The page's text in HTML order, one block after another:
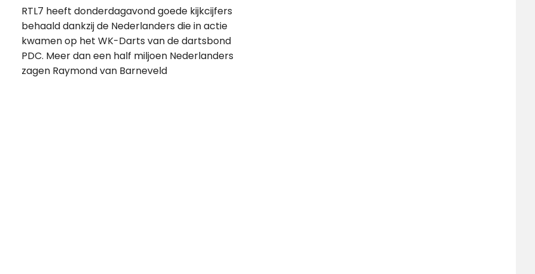
RTL7 heeft donderdagavond goede kijkcijfers
behaald dankzij de Nederlanders die in actie
kwamen op het WK-Darts van de dartsbond
PDC. Meer dan een half miljoen Nederlanders
zagen Raymond van Barneveld